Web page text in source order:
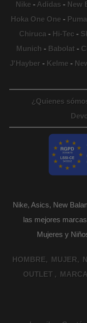
Nike- Adidas- New
Hoka One One - Puma
Chiruca - Hi-Tec -
Munich - Babolat-
J'Hayber- Kelme-
¿Quienes
Nike, Asics, New
las mejores
Mujeres y
HOMBRE MUJER
OUTLET